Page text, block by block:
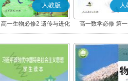
人教版
高一生物必修2 遗传与进化
人
高一数学必修 第